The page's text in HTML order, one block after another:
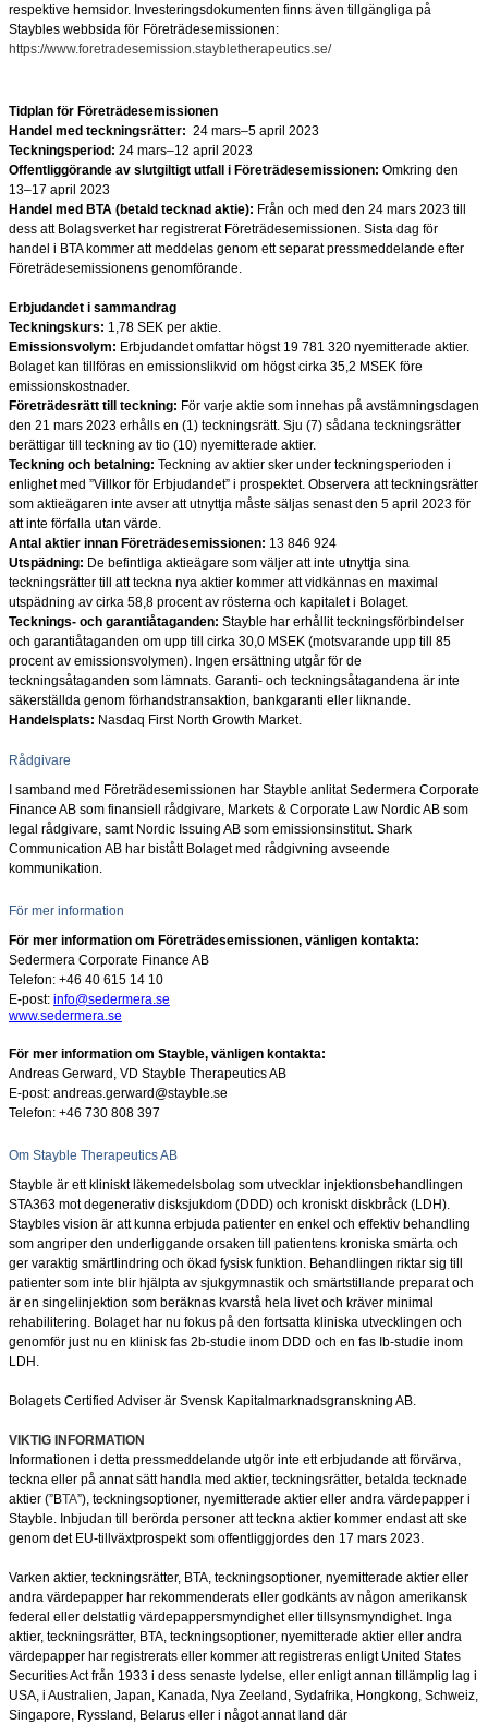
respektive hemsidor. Investeringsdokumenten finns även tillgängliga på
Staybles webbsida för Företrädesemissionen:
https://www.foretradesemission.staybletherapeutics.se/
Tidplan för Företrädesemissionen
Handel med teckningsrätter: 24 mars–5 april 2023
Teckningsperiod: 24 mars–12 april 2023
Offentliggörande av slutgiltigt utfall i Företrädesemissionen: Omkring den
13–17 april 2023
Handel med BTA (betald tecknad aktie): Från och med den 24 mars 2023 till
dess att Bolagsverket har registrerat Företrädesemissionen. Sista dag för
handel i BTA kommer att meddelas genom ett separat pressmeddelande efter
Företrädesemissionens genomförande.
Erbjudandet i sammandrag
Teckningskurs: 1,78 SEK per aktie.
Emissionsvolym: Erbjudandet omfattar högst 19 781 320 nyemitterade aktier.
Bolaget kan tillföras en emissionslikvid om högst cirka 35,2 MSEK före
emissionskostnader.
Företrädesrätt till teckning: För varje aktie som innehas på avstämningsdagen
den 21 mars 2023 erhålls en (1) teckningsrätt. Sju (7) sådana teckningsrätter
berättigar till teckning av tio (10) nyemitterade aktier.
Teckning och betalning: Teckning av aktier sker under teckningsperioden i
enlighet med ”Villkor för Erbjudandet” i prospektet. Observera att teckningsrätter
som aktieägaren inte avser att utnyttja måste säljas senast den 5 april 2023 för
att inte förfalla utan värde.
Antal aktier innan Företrädesemissionen: 13 846 924
Utspädning: De befintliga aktieägare som väljer att inte utnyttja sina
teckningsrätter till att teckna nya aktier kommer att vidkännas en maximal
utspädning av cirka 58,8 procent av rösterna och kapitalet i Bolaget.
Tecknings- och garantiåtaganden: Stayble har erhållit teckningsförbindelser
och garantiåtaganden om upp till cirka 30,0 MSEK (motsvarande upp till 85
procent av emissionsvolymen). Ingen ersättning utgår för de
teckningsåtaganden som lämnats. Garanti- och teckningsåtagandena är inte
säkerställda genom förhandstransaktion, bankgaranti eller liknande.
Handelsplats: Nasdaq First North Growth Market.
Rådgivare
I samband med Företrädesemissionen har Stayble anlitat Sedermera Corporate
Finance AB som finansiell rådgivare, Markets & Corporate Law Nordic AB som
legal rådgivare, samt Nordic Issuing AB som emissionsinstitut. Shark
Communication AB har bistått Bolaget med rådgivning avseende
kommunikation.
För mer information
För mer information om Företrädesemissionen, vänligen kontakta:
Sedermera Corporate Finance AB
Telefon: +46 40 615 14 10
E-post: info@sedermera.se
www.sedermera.se
För mer information om Stayble, vänligen kontakta:
Andreas Gerward, VD Stayble Therapeutics AB
E-post: andreas.gerward@stayble.se
Telefon: +46 730 808 397
Om Stayble Therapeutics AB
Stayble är ett kliniskt läkemedelsbolag som utvecklar injektionsbehandlingen
STA363 mot degenerativ disksjukdom (DDD) och kroniskt diskbråck (LDH).
Staybles vision är att kunna erbjuda patienter en enkel och effektiv behandling
som angriper den underliggande orsaken till patientens kroniska smärta och
ger varaktig smärtlindring och ökad fysisk funktion. Behandlingen riktar sig till
patienter som inte blir hjälpta av sjukgymnastik och smärtstillande preparat och
är en singelinjektion som beräknas kvarstå hela livet och kräver minimal
rehabilitering. Bolaget har nu fokus på den fortsatta kliniska utvecklingen och
genomför just nu en klinisk fas 2b-studie inom DDD och en fas Ib-studie inom
LDH.
Bolagets Certified Adviser är Svensk Kapitalmarknadsgranskning AB.
VIKTIG INFORMATION
Informationen i detta pressmeddelande utgör inte ett erbjudande att förvärva,
teckna eller på annat sätt handla med aktier, teckningsrätter, betalda tecknade
aktier (”BTA”), teckningsoptioner, nyemitterade aktier eller andra värdepapper i
Stayble. Inbjudan till berörda personer att teckna aktier kommer endast att ske
genom det EU-tillväxtprospekt som offentliggjordes den 17 mars 2023.
Varken aktier, teckningsrätter, BTA, teckningsoptioner, nyemitterade aktier eller
andra värdepapper har rekommenderats eller godkänts av någon amerikansk
federal eller delstatlig värdepappersmyndighet eller tillsynsmyndighet. Inga
aktier, teckningsrätter, BTA, teckningsoptioner, nyemitterade aktier eller andra
värdepapper har registrerats eller kommer att registreras enligt United States
Securities Act från 1933 i dess senaste lydelse, eller enligt annan tillämplig lag i
USA, i Australien, Japan, Kanada, Nya Zeeland, Sydafrika, Hongkong, Schweiz,
Singapore, Ryssland, Belarus eller i något annat land där